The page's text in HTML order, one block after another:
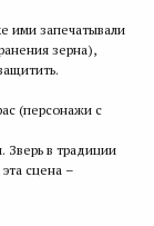
ими запечатывали
зерна),
(персонажи с
Зверь в традиции
сцена –